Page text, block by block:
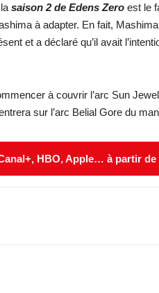
saison 2 de Edens Zero est le
à adapter. En fait,
et a déclaré qu’il avait
à couvrir l’arc Sun
sur l’arc Belial Gore du
HBO, Apple… à partir de